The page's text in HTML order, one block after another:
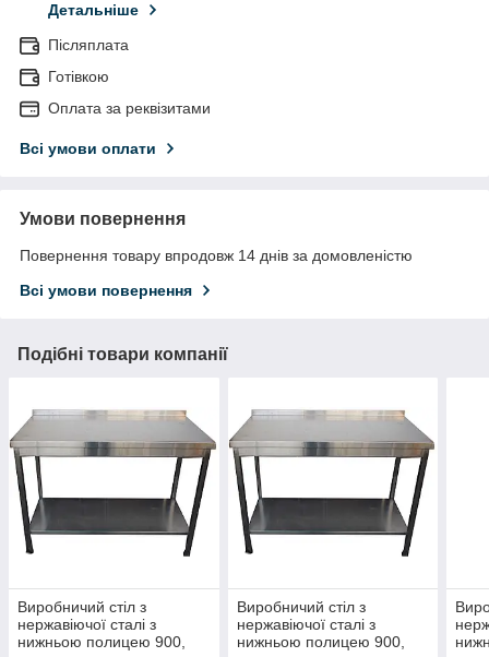
Детальніше
Післяплата
Готівкою
Оплата за реквізитами
Всі умови оплати
Умови повернення
Повернення товару впродовж 14 днів за домовленістю
Всі умови повернення
Подібні товари компанії
Виробничий стіл з
нержавіючої сталі з
нижньою полицею 900,
Виробничий стіл з
нержавіючої сталі з
нижньою полицею 900,